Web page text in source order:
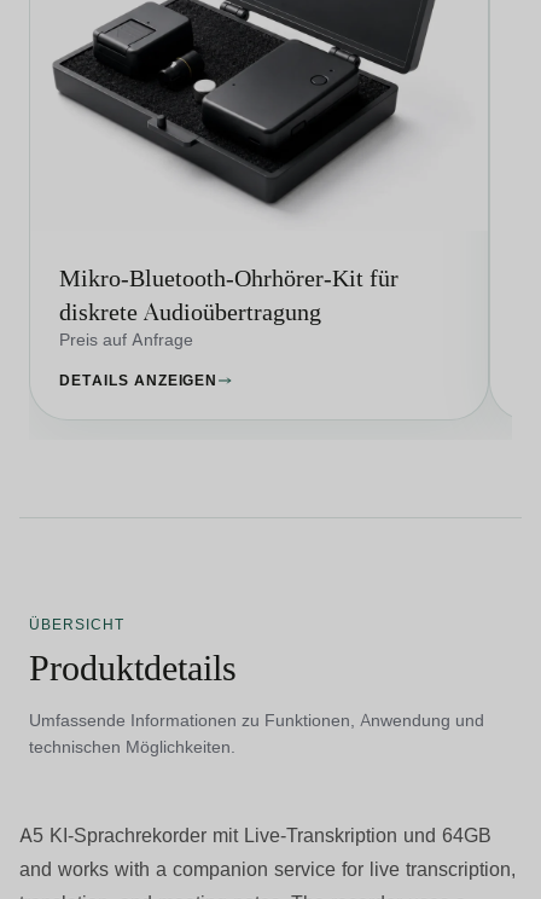
Mikro-Bluetooth-Ohrhörer-Kit für
diskrete Audioübertragung
Preis auf Anfrage
DETAILS ANZEIGEN
ÜBERSICHT
Produktdetails
Umfassende Informationen zu Funktionen, Anwendung und
technischen Möglichkeiten.
A5 KI-Sprachrekorder mit Live-Transkription und 64GB
and works with a companion service for live transcription,